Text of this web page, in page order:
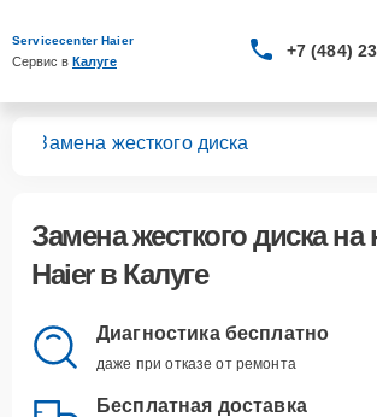
Servicecenter Haier
Сервис в Калуге
+7 (484)
Замена жесткого диска
Замена жесткого дискана
Haier в Калуге
Диагностика бесплатно
даже при отказе от ремонта
Бесплатная доставка